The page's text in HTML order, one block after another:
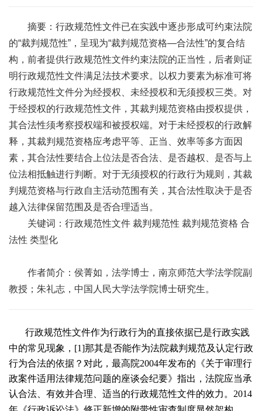
摘要：行政规范性文件已在实践中逐步形成可约束法院
的“裁判规范性”，呈现为“裁判规范资格—合法性”的复合结
构，前者提供行政规范性文件约束法院的正当性，后者则证
明行政规范性文件满足法技术要求。以权力要素为标准可将
行政规范性文件分为经授权、未经授权和无须授权三类。对
于经授权的行政规范性文件，其裁判规范资格由授权提供，
其合法性须考察授权端和被授权端。对于未经授权的行政解
释，其裁判规范资格应考虑平等、正当、效率等多方面因
素，其合法性要结合上位法是否合法、是否越权、是否与上
位法相抵触进行判断。对于无须授权的行政行为规则，其裁
判规范资格与行政自主活动范围有关，其合法性取决于是否
越入法律保留范围及是否合理适当。
关键词：行政规范性文件 裁判规范性 裁判规范资格 合
法性 类型化
作者简介：侯菁如，法学博士，南京师范大学法学院副
教授；朱礼志，中国人民大学法学院博士研究生。
行政规范性文件作为行政行为的直接依据已是行政实践
中的常见现象，[1]那其是否能作为法院裁判规范及认定行政
行为合法的依据？对此，最高院2004年发布的《关于审理行
政案件适用法律规范问题的座谈会纪要》指出，法院应当承
认合法、有效并合理、适当的行政规范性文件的效力。 2014